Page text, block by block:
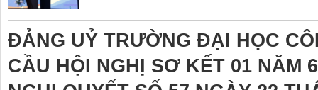
ĐẢNG UỶ TRƯỜNG ĐẠI HỌC
CẦU HỘI NGHỊ SƠ KẾT 01 NĂM